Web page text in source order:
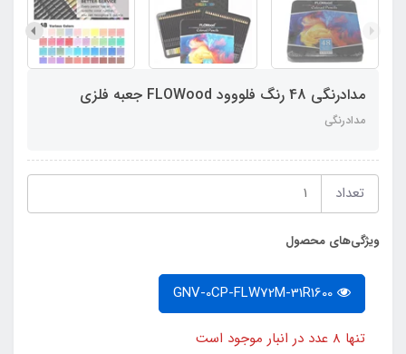
مدادرنگی 48 رنگ فلووود FLOWood جعبه فلزی
مدادرنگی
تعداد
ویژگی‌های محصول
تنها 8 عدد در انبار موجود است